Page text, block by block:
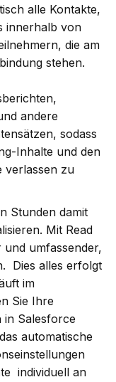
alle Kontakte,
innerhalb von
die am
stehen.
andere
sodass
Inhalte und den
verlassen zu
Stunden damit
Mit Read
umfassender,
Dies alles erfolgt
im
Sie Ihre
in Salesforce
automatische
individuell an